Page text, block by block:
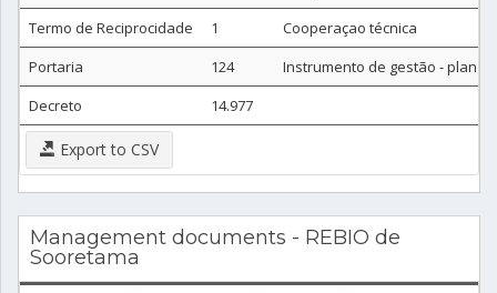
Termo de Reciprocidade
1
Cooperaçao técnica
Portaria
124
Instrumento de gestão - plano
Decreto
14.977
Export to CSV
Management documents - REBIO de
Sooretama